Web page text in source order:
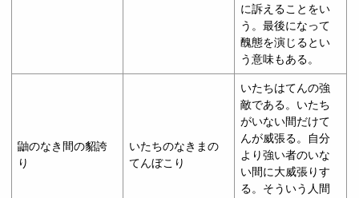
に訴えることをい
う。最後になって
醜態を演じるとい
う意味もある。
鼬のなき間の貂誇
り
いたちのなきまの
てんぼこり
いたちはてんの強
敵である。いたち
がいない間だけて
んが威張る。自分
より強い者のいな
い間に大威張りす
る。そういう人間